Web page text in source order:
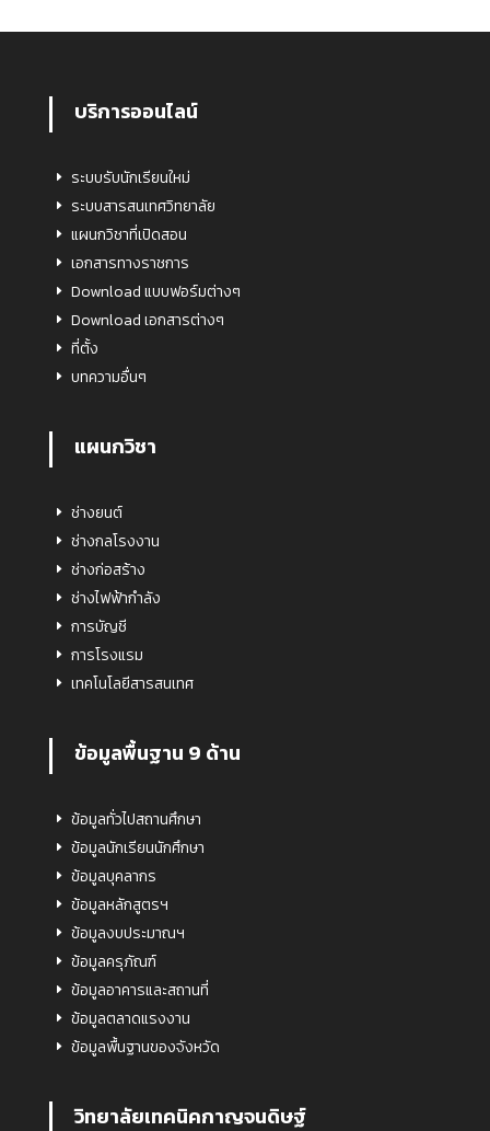
บริการออนไลน์
ระบบรับนักเรียนใหม่
ระบบสารสนเทศวิทยาลัย
แผนกวิชาที่เปิดสอน
เอกสารทางราชการ
Download แบบฟอร์มต่างๆ
Download เอกสารต่างๆ
ที่ตั้ง
บทความอื่นๆ
แผนกวิชา
ช่างยนต์
ช่างกลโรงงาน
ช่างก่อสร้าง
ช่างไฟฟ้ากำลัง
การบัญชี
การโรงแรม
เทคโนโลยีสารสนเทศ
ข้อมูลพื้นฐาน 9 ด้าน
ข้อมูลทั่วไปสถานศึกษา
ข้อมูลนักเรียนนักศึกษา
ข้อมูลบุคลากร
ข้อมูลหลักสูตรฯ
ข้อมูลงบประมาณฯ
ข้อมูลครุภัณฑ์
ข้อมูลอาคารและสถานที่
ข้อมูลตลาดแรงงาน
ข้อมูลพื้นฐานของจังหวัด
วิทยาลัยเทคนิคกาญจนดิษฐ์